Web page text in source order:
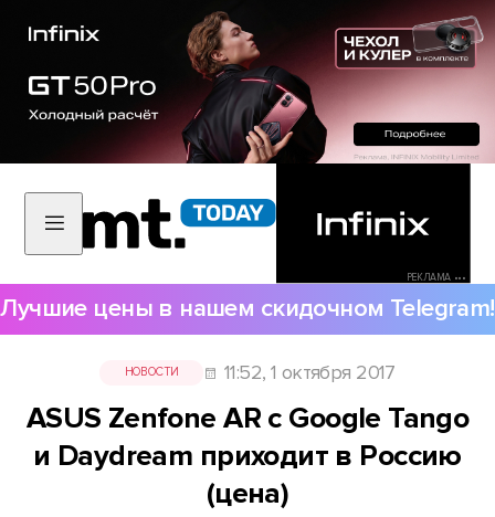
РЕКЛАМА •••
Лучшие цены в нашем скидочном Telegram!
НОВОСТИ 11:52, 1 октября 2017
ASUS Zenfone AR с Google Tango
и Daydream приходит в Россию
(цена)